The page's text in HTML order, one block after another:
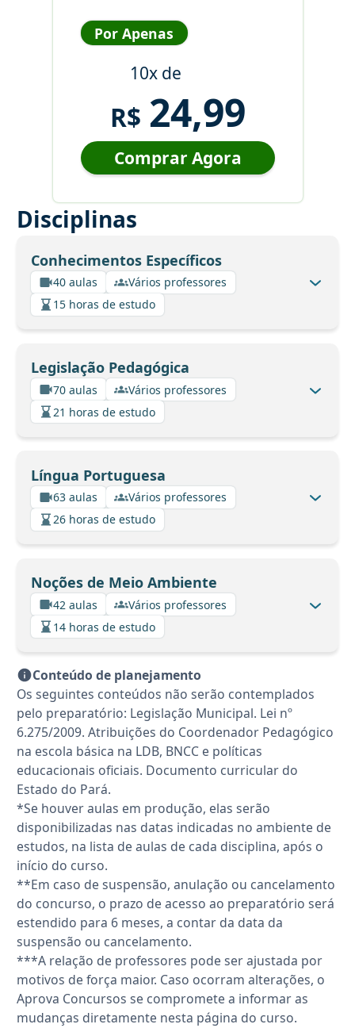
Por Apenas
10x de
R$ 24,99
Comprar Agora
Disciplinas
Conhecimentos Específicos
40 aulas
Vários professores
15 horas de estudo
Legislação Pedagógica
70 aulas
Vários professores
21 horas de estudo
Língua Portuguesa
63 aulas
Vários professores
26 horas de estudo
Noções de Meio Ambiente
42 aulas
Vários professores
14 horas de estudo
Conteúdo de planejamento
Os seguintes conteúdos não serão contemplados
pelo preparatório: Legislação Municipal. Lei nº
6.275/2009. Atribuições do Coordenador Pedagógico
na escola básica na LDB, BNCC e políticas
educacionais oficiais. Documento curricular do
Estado do Pará.
*Se houver aulas em produção, elas serão
disponibilizadas nas datas indicadas no ambiente de
estudos, na lista de aulas de cada disciplina, após o
início do curso.
**Em caso de suspensão, anulação ou cancelamento
do concurso, o prazo de acesso ao preparatório será
estendido para 6 meses, a contar da data da
suspensão ou cancelamento.
***A relação de professores pode ser ajustada por
motivos de força maior. Caso ocorram alterações, o
Aprova Concursos se compromete a informar as
mudanças diretamente nesta página do curso.